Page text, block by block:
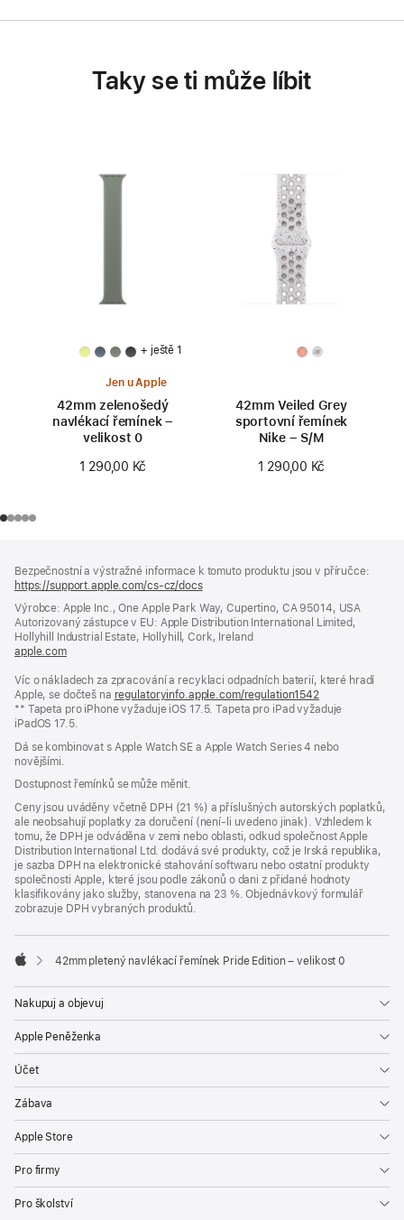
Taky se ti může líbit
+ ještě 1
Jen u Apple
42mm zelenošedý
navlékací řemínek –
velikost 0
1 290,00 Kč
42mm Veiled Grey
sportovní řemínek
Nike – S/M
1 290,00 Kč
Bezpečnostní a výstražné informace k tomuto produktu jsou v příručce:
https://support.apple.com/cs-cz/docs(otevře
v novém
okně)
Výrobce: Apple Inc., One Apple Park Way, Cupertino, CA 95014, USA
Autorizovaný zástupce v EU: Apple Distribution International Limited,
Hollyhill Industrial Estate, Hollyhill, Cork, Ireland
apple.com(otevře
v novém
okně)
Víc o nákladech za zpracování a recyklaci odpadních baterií, které hradí
Apple, se dočteš na regulatoryinfo.apple.com/regulation1542(otevře
se
** Tapeta pro iPhone vyžaduje iOS 17.5. Tapeta pro iPad vyžaduje
iPadOS 17.5.
Dá se kombinovat s Apple Watch SE a Apple Watch Series 4 nebo
novějšími.
Dostupnost řemínků se může měnit.
Ceny jsou uváděny včetně DPH (21 %) a příslušných autorských poplatků,
ale neobsahují poplatky za doručení (není-li uvedeno jinak). Vzhledem k
tomu, že DPH je odváděna v zemi nebo oblasti, odkud společnost Apple
Distribution International Ltd. dodává své produkty, což je Irská republika,
je sazba DPH na elektronické stahování softwaru nebo ostatní produkty
společnosti Apple, které jsou podle zákonů o dani z přidané hodnoty
klasifikovány jako služby, stanovena na 23 %. Objednávkový formulář
zobrazuje DPH vybraných produktů.
42mm pletený navlékací řemínek Pride Edition – velikost 0
Nakupuj a objevuj
Apple Peněženka
Účet
Zábava
Apple Store
Pro firmy
Pro školství